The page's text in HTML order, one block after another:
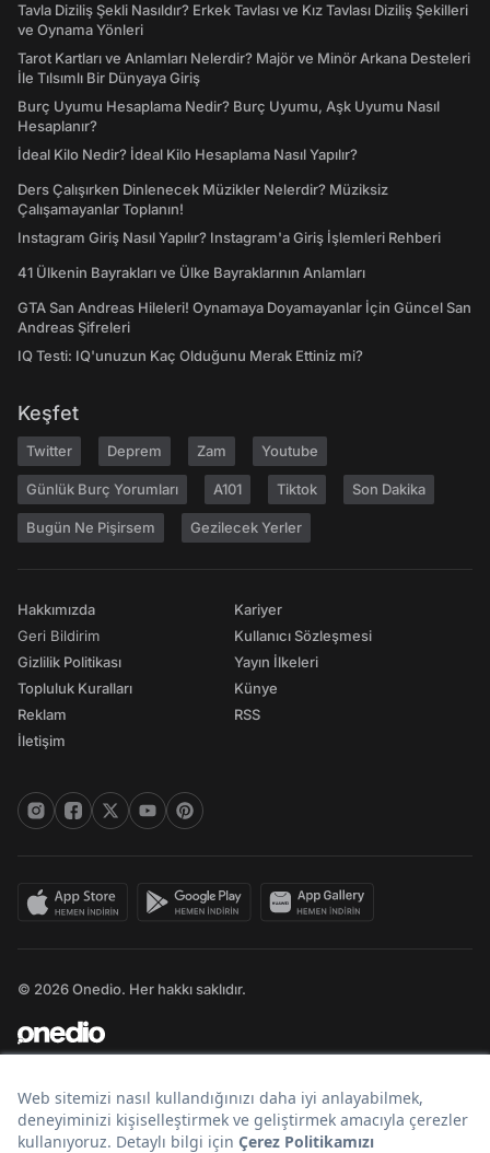
Tavla Diziliş Şekli Nasıldır? Erkek Tavlası ve Kız Tavlası Diziliş Şekilleri
ve Oynama Yönleri
Tarot Kartları ve Anlamları Nelerdir? Majör ve Minör Arkana Desteleri
İle Tılsımlı Bir Dünyaya Giriş
Burç Uyumu Hesaplama Nedir? Burç Uyumu, Aşk Uyumu Nasıl
Hesaplanır?
İdeal Kilo Nedir? İdeal Kilo Hesaplama Nasıl Yapılır?
Ders Çalışırken Dinlenecek Müzikler Nelerdir? Müziksiz
Çalışamayanlar Toplanın!
Instagram Giriş Nasıl Yapılır? Instagram'a Giriş İşlemleri Rehberi
41 Ülkenin Bayrakları ve Ülke Bayraklarının Anlamları
GTA San Andreas Hileleri! Oynamaya Doyamayanlar İçin Güncel San
Andreas Şifreleri
IQ Testi: IQ'unuzun Kaç Olduğunu Merak Ettiniz mi?
Keşfet
Twitter Deprem Zam Youtube
Günlük Burç Yorumları A101 Tiktok Son Dakika
Bugün Ne Pişirsem Gezilecek Yerler
Hakkımızda
Geri Bildirim
Gizlilik Politikası
Topluluk Kuralları
Reklam
İletişim
Kariyer
Kullanıcı Sözleşmesi
Yayın İlkeleri
Künye
RSS
© 2026 Onedio. Her hakkı saklıdır.
Bir markasıdır.